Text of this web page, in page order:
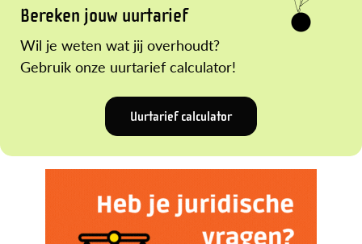
Bereken jouw uurtarief
Wil je weten wat jij overhoudt?
Gebruik onze uurtarief calculator!
Uurtarief calculator